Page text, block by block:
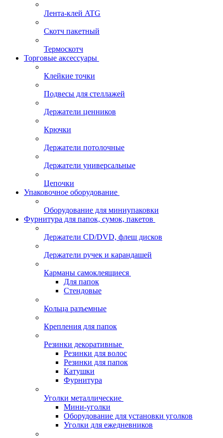
Лента-клей ATG
Скотч пакетный
Термоскотч
Торговые аксессуары
Клейкие точки
Подвесы для стеллажей
Держатели ценников
Крючки
Держатели потолочные
Держатели универсальные
Цепочки
Упаковочное оборудование
Оборудование для миниупаковки
Фурнитура для папок, сумок, пакетов
Держатели CD/DVD, флеш дисков
Держатели ручек и карандашей
Карманы самоклеящиеся
Для папок
Стендовые
Кольца разъемные
Крепления для папок
Резинки декоративные
Резинки для волос
Резинки для папок
Катушки
Фурнитура
Уголки металлические
Мини-уголки
Оборудование для установки уголков
Уголки для ежедневников